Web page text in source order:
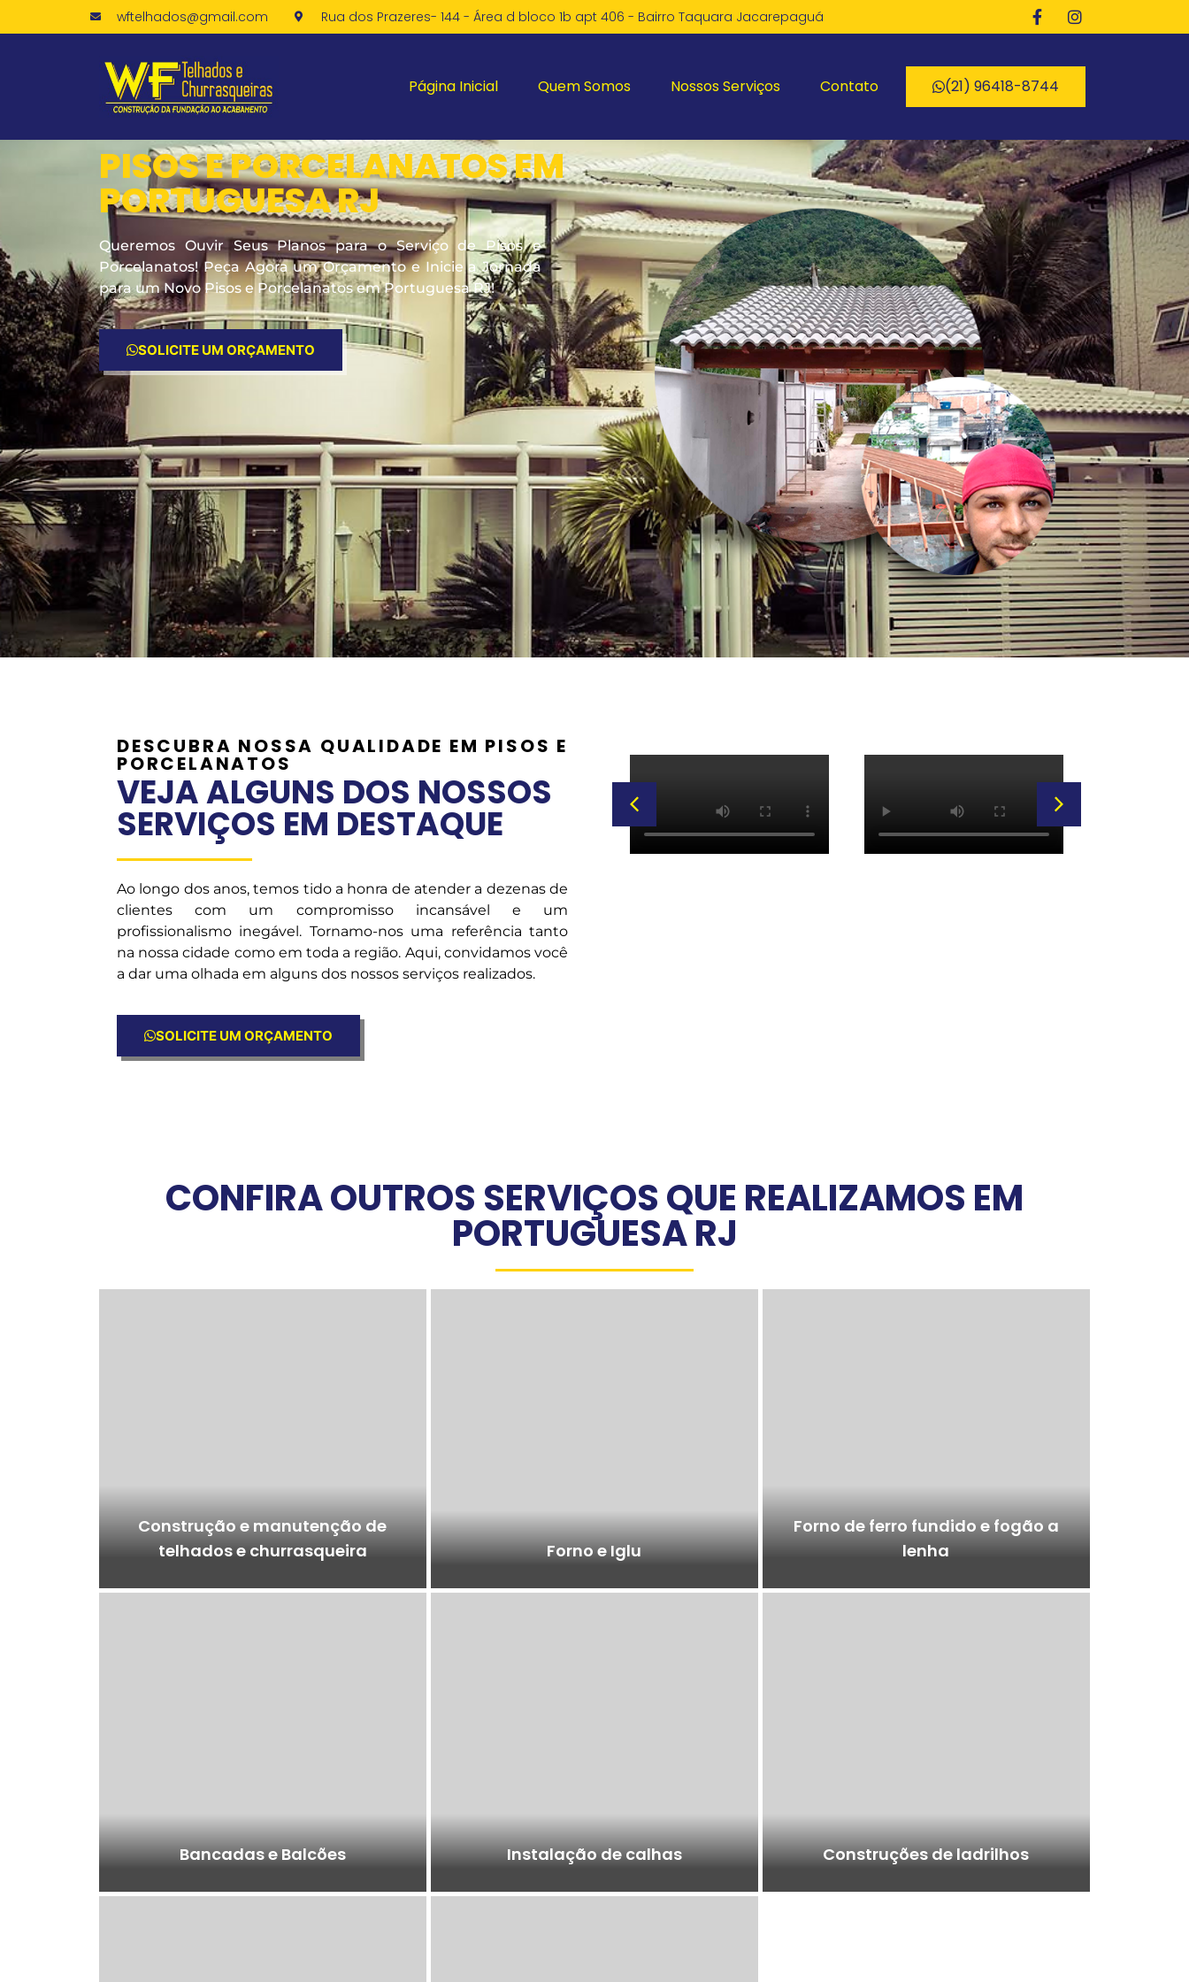
wftelhados@gmail.com Rua dos Prazeres- 144 - Área d bloco 1b apt 406 - Bairro Taquara Jacarepaguá
Página Inicial Quem Somos Nossos Serviços Contato (21) 96418-8744
PISOS E PORCELANATOS EM
PORTUGUESA RJ
Queremos Ouvir Seus Planos para o Serviço de Pisos e
Porcelanatos! Peça Agora um Orçamento e Inicie a Jornada
para um Novo Pisos e Porcelanatos em Portuguesa RJ!
SOLICITE UM ORÇAMENTO
DESCUBRA NOSSA QUALIDADE EM PISOS E
PORCELANATOS
VEJA ALGUNS DOS NOSSOS
SERVIÇOS EM DESTAQUE
Ao longo dos anos, temos tido a honra de atender a dezenas de
clientes com um compromisso incansável e um
profissionalismo inegável. Tornamo-nos uma referência tanto
na nossa cidade como em toda a região. Aqui, convidamos você
a dar uma olhada em alguns dos nossos serviços realizados.
SOLICITE UM ORÇAMENTO
CONFIRA OUTROS SERVIÇOS QUE REALIZAMOS EM
PORTUGUESA RJ
Construção e manutenção de
telhados e churrasqueira
Forno e Iglu
Forno de ferro fundido e fogão a
lenha
Bancadas e Balcões Instalação de calhas Construções de ladrilhos